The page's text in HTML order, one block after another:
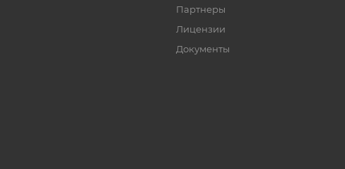
Партнеры
Лицензии
Документы